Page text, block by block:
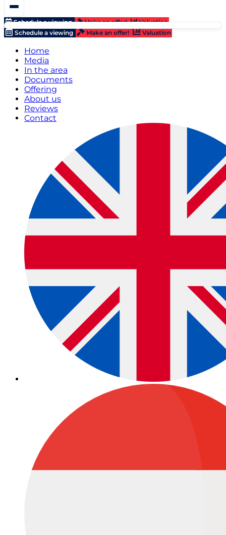
Schedule a viewing Make an offer!
Valuation
Schedule a viewing
Make an offer! Valuation
Home
Media
In the area
Documents
Offering
About us
Reviews
Contact